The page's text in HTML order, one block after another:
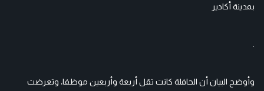
بمدينة أكادير
وأوضح البيان أن الحافلة كانت تقل أربعة وأربعين موظفا، وتعرضت